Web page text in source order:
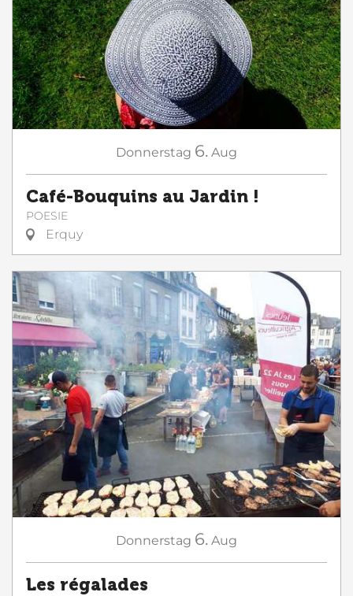
Donnerstag 6. Aug
Café-Bouquins au Jardin !
POESIE
Erquy
Donnerstag 6. Aug
Les régalades